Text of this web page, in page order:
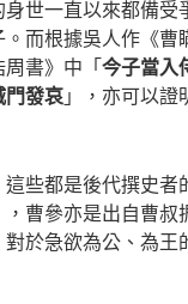
身世一直以來都備受
。而根據吳人作《曹
周書》中「 今子當入
門發哀 」，亦可以證
這些都是後代撰史者
，曹參亦是出自曹叔
對於急欲為公、為王